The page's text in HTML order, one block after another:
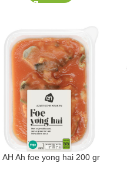
AH Ah foe yong hai 200 gr